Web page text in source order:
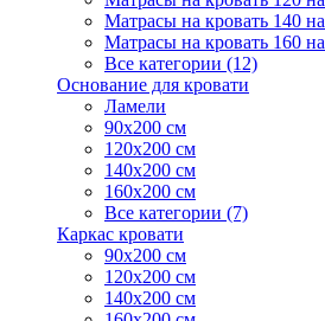
Матрасы на кровать 140
Матрасы на кровать 160
Все категории (12)
Основание для кровати
Ламели
90х200 см
120х200 см
140х200 см
160х200 см
Все категории (7)
Каркас кровати
90х200 см
120х200 см
140х200 см